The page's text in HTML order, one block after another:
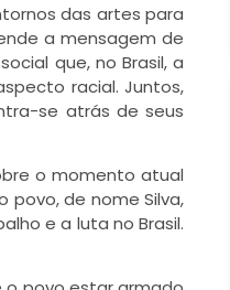
das artes para
a mensagem de
que, no Brasil, a
racial. Juntos,
se atrás de seus
o momento atual
povo, de nome Silva,
e a luta no Brasil.